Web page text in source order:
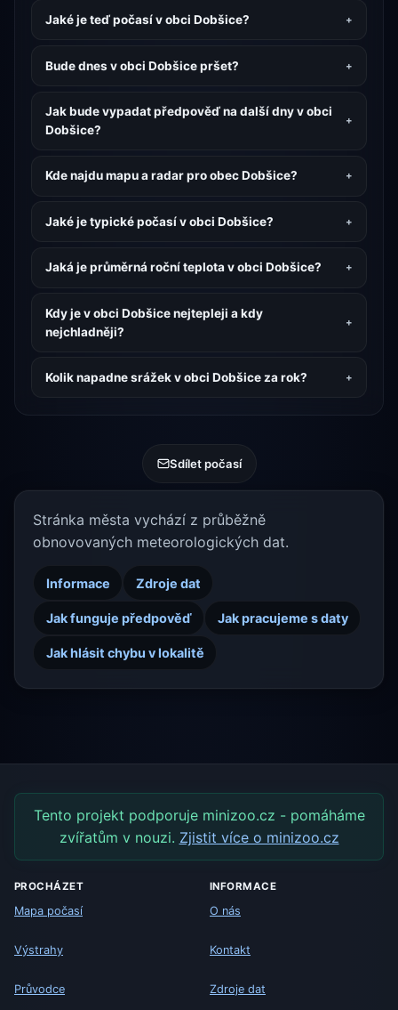
Jaké je teď počasí v obci Dobšice?
Bude dnes v obci Dobšice pršet?
Jak bude vypadat předpověď na další dny v obci
Dobšice?
Kde najdu mapu a radar pro obec Dobšice?
Jaké je typické počasí v obci Dobšice?
Jaká je průměrná roční teplota v obci Dobšice?
Kdy je v obci Dobšice nejtepleji a kdy
nejchladněji?
Kolik napadne srážek v obci Dobšice za rok?
Sdílet počasí
Stránka města vychází z průběžně
obnovovaných meteorologických dat.
Informace Zdroje dat
Jak funguje předpověď Jak pracujeme s daty
Jak hlásit chybu v lokalitě
Tento projekt podporuje minizoo.cz - pomáháme
zvířatům v nouzi. Zjistit více o minizoo.cz
PROCHÁZET
Mapa počasí
Výstrahy
Průvodce
INFORMACE
O nás
Kontakt
Zdroje dat